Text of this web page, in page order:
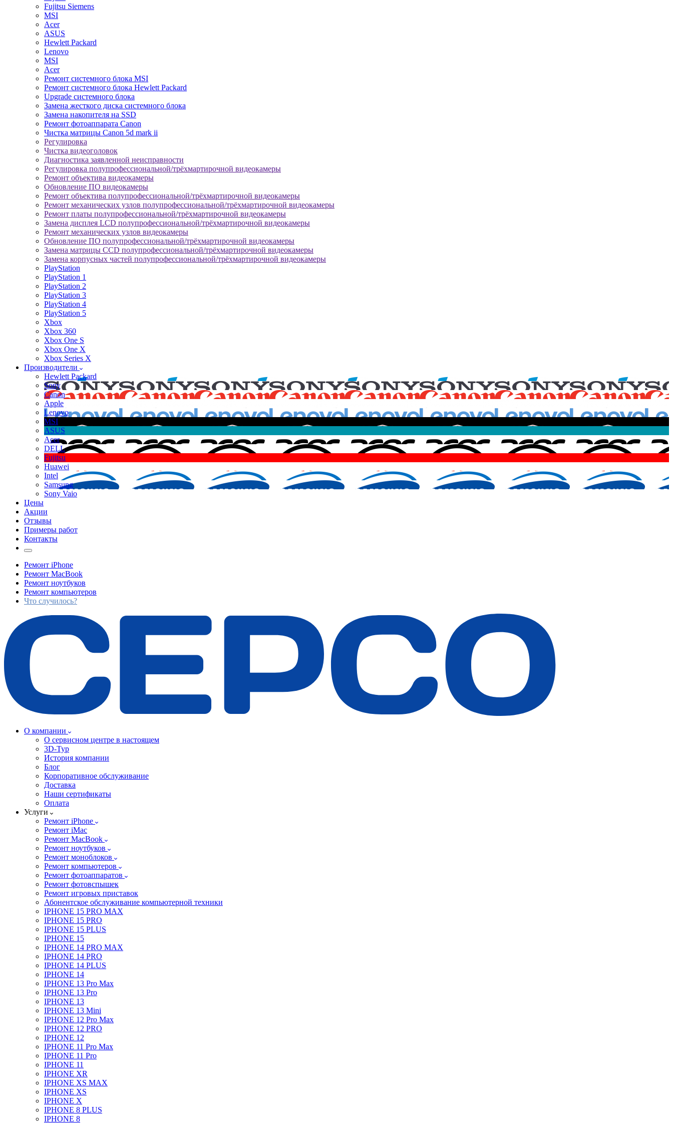
Fujitsu Siemens
MSI
Acer
ASUS
Hewlett Packard
Lenovo
MSI
Acer
Ремонт системного блока MSI
Ремонт системного блока Hewlett Packard
Upgrade системного блока
Замена жесткого диска системного блока
Замена накопителя на SSD
Ремонт фотоаппарата Canon
Чистка матрицы Canon 5d mark ii
Регулировка
Чистка видеоголовок
Диагностика заявленной неисправности
Регулировка полупрофессиональной/трёхмартирочной видеокамеры
Ремонт объектива видеокамеры
Обновление ПО видеокамеры
Ремонт объектива полупрофессиональной/трёхмартирочной видеокамеры
Ремонт механических узлов полупрофессиональной/трёхмартирочной видеокамеры
Ремонт платы полупрофессиональной/трёхмартирочной видеокамеры
Замена дисплея LCD полупрофессиональной/трёхмартирочной видеокамеры
Ремонт механических узлов видеокамеры
Обновление ПО полупрофессиональной/трёхмартирочной видеокамеры
Замена матрицы CCD полупрофессиональной/трёхмартирочной видеокамеры
Замена корпусных частей полупрофессиональной/трёхмартирочной видеокамеры
PlayStation
PlayStation 1
PlayStation 2
PlayStation 3
PlayStation 4
PlayStation 5
Xbox
Xbox 360
Xbox One S
Xbox One X
Xbox Series X
Производители
Hewlett Packard
Sony
Canon
Apple
Lenovo
MSI
ASUS
Acer
DELL
Fujitsu
Huawei
Intel
Samsung
Sony Vaio
Цены
Акции
Отзывы
Примеры работ
Контакты
Ремонт iPhone
Ремонт MacBook
Ремонт ноутбуков
Ремонт компьютеров
Что случилось?
О компании
О сервисном центре в настоящем
3D-Тур
История компании
Блог
Корпоративное обслуживание
Доставка
Наши сертификаты
Оплата
Услуги
Ремонт iPhone
Ремонт iMac
Ремонт MacBook
Ремонт ноутбуков
Ремонт моноблоков
Ремонт компьютеров
Ремонт фотоаппаратов
Ремонт фотовспышек
Ремонт игровых приставок
Абонентское обслуживание компьютерной техники
IPHONE 15 PRO MAX
IPHONE 15 PRO
IPHONE 15 PLUS
IPHONE 15
IPHONE 14 PRO MAX
IPHONE 14 PRO
IPHONE 14 PLUS
IPHONE 14
IPHONE 13 Pro Max
IPHONE 13 Pro
IPHONE 13
IPHONE 13 Mini
IPHONE 12 Pro Max
IPHONE 12 PRO
IPHONE 12
IPHONE 11 Pro Max
IPHONE 11 Pro
IPHONE 11
IPHONE XR
IPHONE XS MAX
IPHONE XS
IPHONE X
IPHONE 8 PLUS
IPHONE 8